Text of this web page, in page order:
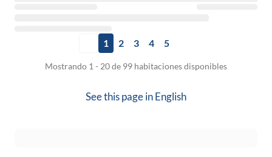
1 2 3 4 5
Mostrando 1 - 20 de 99 habitaciones disponibles
See this page inEnglish